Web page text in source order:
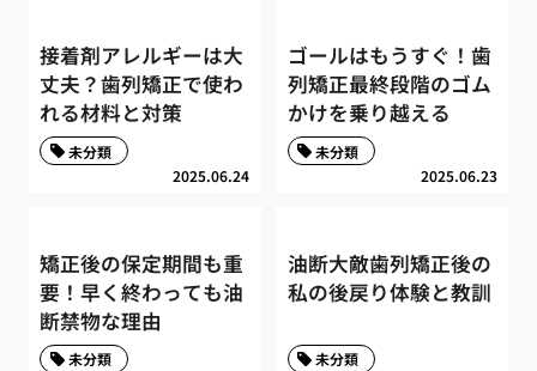
接着剤アレルギーは大
丈夫？歯列矯正で使わ
れる材料と対策
2025.06.24
未分類
ゴールはもうすぐ！歯
列矯正最終段階のゴム
かけを乗り越える
2025.06.23
未分類
矯正後の保定期間も重
要！早く終わっても油
断禁物な理由
未分類
油断大敵歯列矯正後の
私の後戻り体験と教訓
未分類